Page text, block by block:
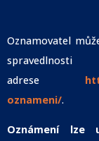
Oznamovatel
adrese
oznameni/.
Oznámení lze